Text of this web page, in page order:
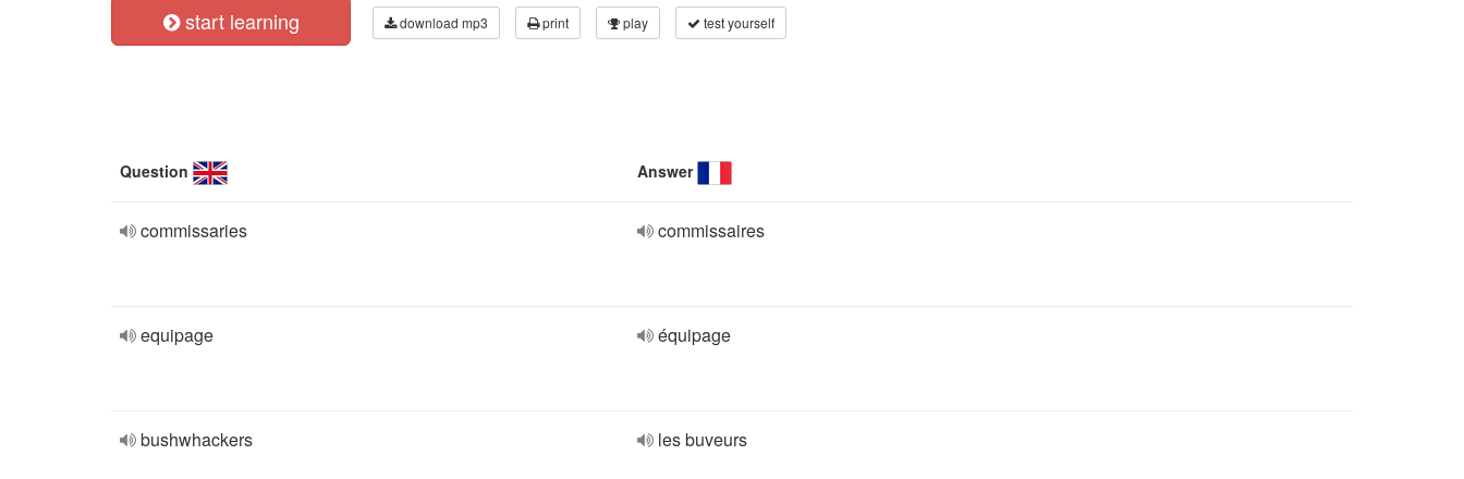
start learning download mp3 print play test yourself
Question Answer
commissaries commissaires
equipage équipage
bushwhackers les buveurs